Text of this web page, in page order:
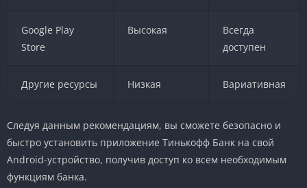
Google Play
Store
Высокая
Всегда
доступен
Другие ресурсы Низкая Вариативная
Следуя данным рекомендациям, вы сможете безопасно и
быстро установить приложение Тинькофф Банк на свой
Android-устройство, получив доступ ко всем необходимым
функциям банка.